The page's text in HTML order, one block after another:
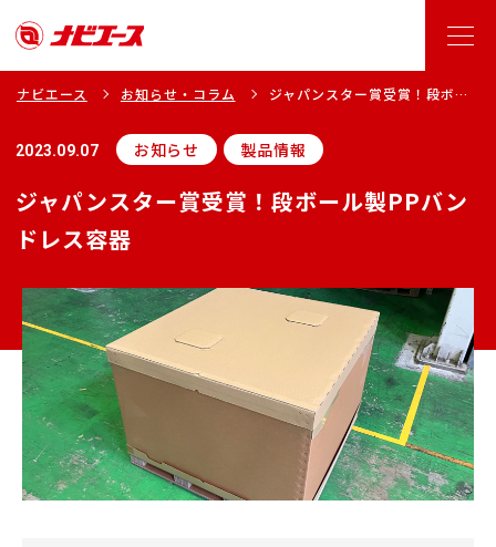
ナビエース お知らせ・コラム
ジャパンスター賞受賞！段ボー
2023.09.07 お知らせ 製品情報
ジャパンスター賞受賞！段ボール製PPバン
ドレス容器